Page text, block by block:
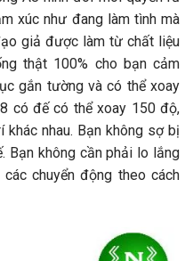
xúc như đang làm tình mà
giả được làm từ chất liệu
thật 100% cho bạn cảm
gắn tường và có thể xoay
có đế có thể xoay 150 độ,
nhau. Bạn không sợ bị
Bạn không cần phải lo lắng
chuyển động theo cách